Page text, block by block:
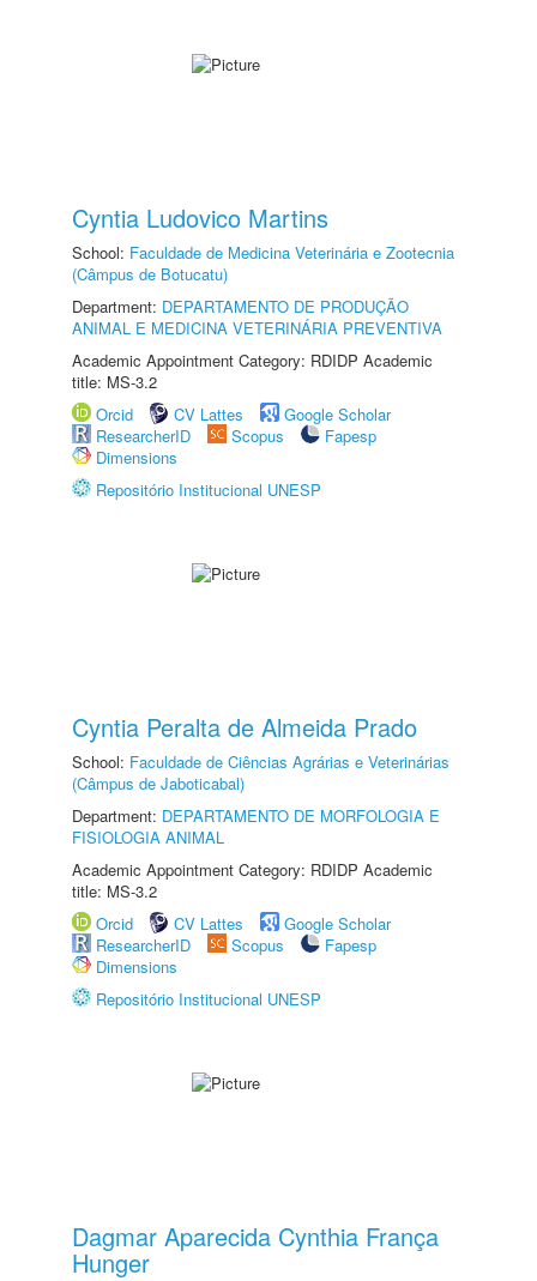
Cyntia Ludovico Martins
School: Faculdade de Medicina Veterinária e Zootecnia
(Câmpus de Botucatu)
Department: DEPARTAMENTO DE PRODUÇÃO
ANIMAL E MEDICINA VETERINÁRIA PREVENTIVA
Academic Appointment Category: RDIDP Academic
title: MS-3.2
Orcid
CV Lattes
Google Scholar
ResearcherID
Scopus
Fapesp
Dimensions
Repositório Institucional UNESP
Cyntia Peralta de Almeida Prado
School: Faculdade de Ciências Agrárias e Veterinárias
(Câmpus de Jaboticabal)
Department: DEPARTAMENTO DE MORFOLOGIA E
FISIOLOGIA ANIMAL
Academic Appointment Category: RDIDP Academic
title: MS-3.2
Orcid
CV Lattes
Google Scholar
ResearcherID
Scopus
Fapesp
Dimensions
Repositório Institucional UNESP
Dagmar Aparecida Cynthia França
Hunger